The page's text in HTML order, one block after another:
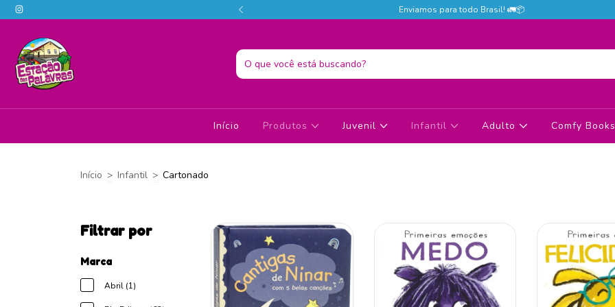
melhor da literatura em um só lugar! 📚📗 Enviamos para todo Brasil! 🚛📦
Início Produtos Juvenil Infantil Adulto Comfy
Início > Infantil > Cartonado
Filtrar por
Marca
Abril (1)